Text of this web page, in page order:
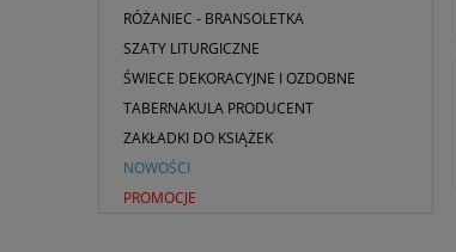
RÓŻANIEC - BRANSOLETKA
SZATY LITURGICZNE
ŚWIECE DEKORACYJNE I OZDOBNE
TABERNAKULA PRODUCENT
ZAKŁADKI DO KSIĄŻEK
NOWOŚCI
PROMOCJE